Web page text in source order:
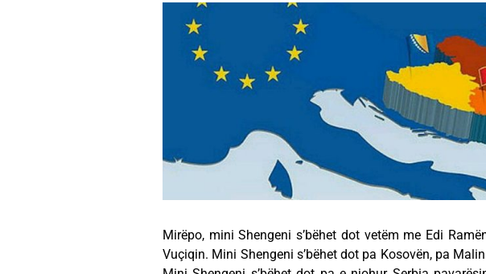
Mirëpo, mini Shengeni s’bëhet dot vetëm me Edi
Vuçiqin. Mini Shengeni s’bëhet dot pa Kosovën, pa